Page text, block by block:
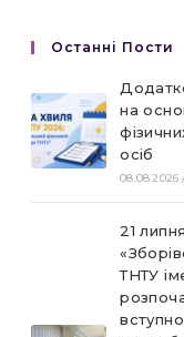
Останні Пости
на
осіб
08.08.2026
21
ТНТУ